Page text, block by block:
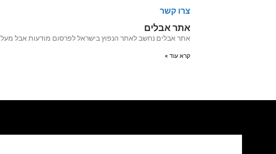
צרו קשר
אתר אבלים
אתר אבלים נחשב לאתר הנפוץ בישראל לפרסום מודעות אבל מעל 20 שנה האתר עבר לאחרונה שדרוג מערכות על מנת שכל
קרא עוד »